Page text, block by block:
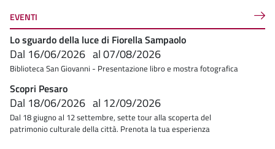
EVENTI
Lo sguardo della luce di Fiorella Sampaolo
Dal 16/06/2026 al07/08/2026
Biblioteca San Giovanni - Presentazione libro e mostra fotografica
Scopri Pesaro
Dal 18/06/2026 al 12/09/2026
Dal 18 giugno al 12 settembre, sette tour alla scoperta del
patrimonio culturale della città. Prenota la tua esperienza